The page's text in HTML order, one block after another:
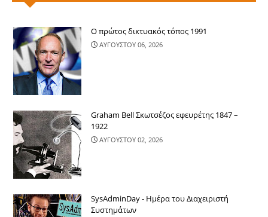
Ο πρώτος δικτυακός τόπος 1991
ΑΥΓΟΥΣΤΟΥ 06, 2026
Graham Bell Σκωτσέζος εφευρέτης 1847 –
1922
ΑΥΓΟΥΣΤΟΥ 02, 2026
SysAdminDay - Ημέρα του Διαχειριστή
Συστημάτων